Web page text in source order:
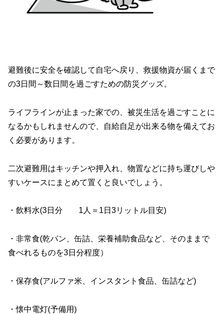
避難後に安全を確認して自宅へ戻り、救援物資が届くまで
の3日間～数日間を過ごすための防災グッズ。
ライフラインが止まった家での、被災生活を過ごすことに
なるかもしれませんので、自給自足が出来る物を備えてお
く必要があります。
二次避難用はキッチンや押入れ、物置などに持ち運びしや
すいケースにまとめて置くと良いでしょう。
・飲料水(3日分 1人＝1日3リットル目安)
・非常食(乾パン、缶詰、栄養補助食品など、そのままで
食べれるものを3日分程度）
・保存食(アルファ米、インスタント食品、缶詰など)
・懐中電灯(予備用)